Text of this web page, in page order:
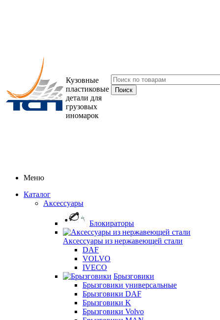
Кузовные
пластиковые
детали для
грузовых
иномарок
Меню
Каталог
Аксессуары
Блокираторы
Аксессуары из нержавеющей стали
DAF
VOLVO
IVECO
Брызговики
Брызговики универсальные
Брызговики DAF
Брызговики K
Брызговики Volvo